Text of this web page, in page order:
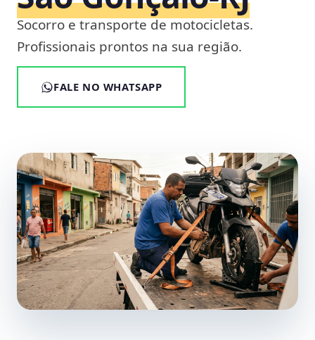
Socorro e transporte de motocicletas.
Profissionais prontos na sua região.
FALE NO WHATSAPP